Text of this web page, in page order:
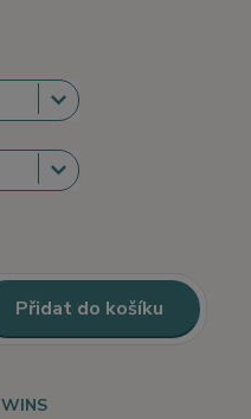
Přidat do košíku
WINS